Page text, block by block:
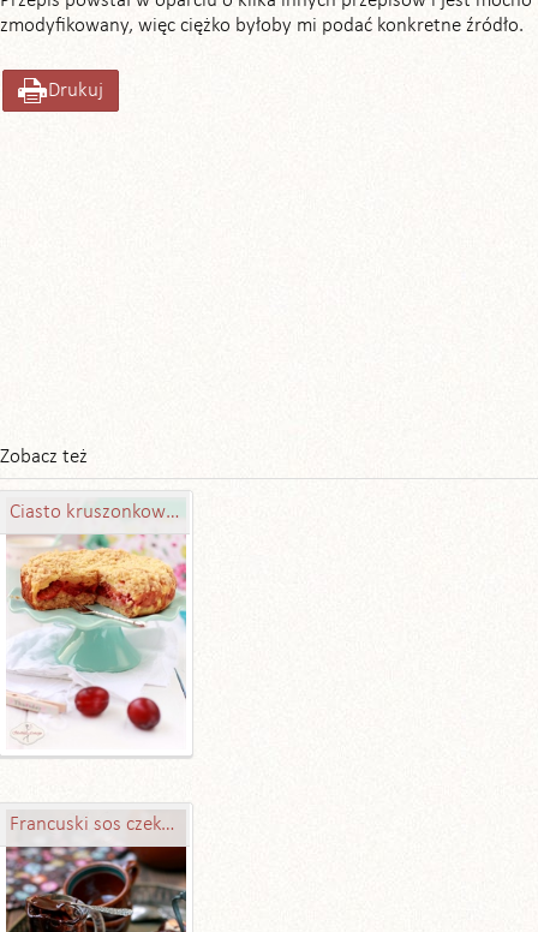
zmodyfikowany, więc ciężko byłoby mi podać konkretne źródło.
Drukuj
Zobacz też
Ciasto kruszonkowe ze śliwkami
Francuski sos czekoladowy